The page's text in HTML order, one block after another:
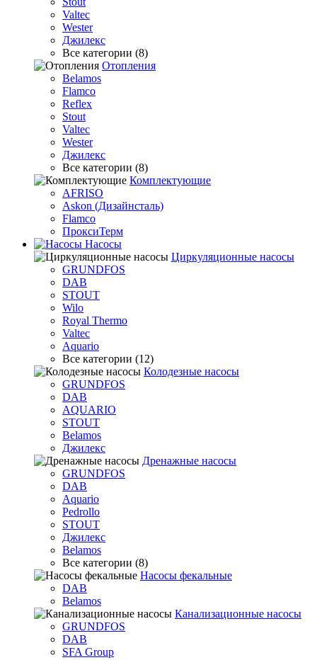
Valtec
Wester
Джилекс
Все категории (8)
Отопления
Belamos
Flamco
Reflex
Stout
Valtec
Wester
Джилекс
Все категории (8)
Комплектующие
AFRISO
Askon (Дизайнсталь)
Flamco
ПроксиТерм
Насосы
Циркуляционные насосы
GRUNDFOS
DAB
STOUT
Wilo
Royal Thermo
Valtec
Aquario
Все категории (12)
Колодезные насосы
GRUNDFOS
DAB
AQUARIO
STOUT
Belamos
Джилекс
Дренажные насосы
GRUNDFOS
DAB
Aquario
Pedrollo
STOUT
Джилекс
Belamos
Все категории (8)
Насосы фекальные
DAB
Belamos
Канализационные насосы
GRUNDFOS
DAB
SFA Group